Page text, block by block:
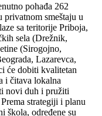
pohađa 262
privatnom smeštaju u
sa teritorije Priboja,
sela (Drežnik,
(Sirogojno,
Lazarevca,
će dobiti kvalitetan
i čitava lokalna
novi duh i pružiti
strategiji i planu
škola, određene su